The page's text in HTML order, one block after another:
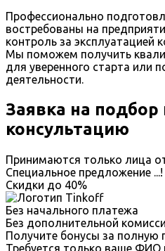
Профессионально
востребованы на
контроль за эксплуатацией
Мы поможем получить
для уверенного старта или
деятельности.
Заявка на
консультацию
Принимаются только лица
Специальное предложение
!
Скидки до 40%
Без начального платежа
Без дополнительной
Получите бонусы за полную
Требуется только ваше ФИО